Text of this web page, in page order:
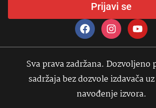
Prijavi se
Sva prava zadržana. Dozvoljeno
sadržaja bez dozvole izdavača
navođenje izvora.